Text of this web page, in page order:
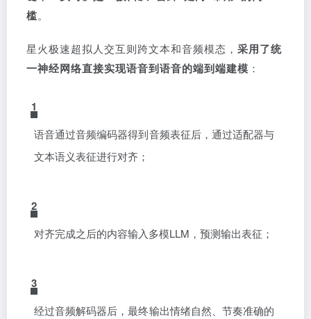
槛。
星火极速超拟人交互则跨文本和音频模态， 采用了统
一神经网络直接实现语音到语音的端到端建模 ：
1
语音通过音频编码器得到音频表征后，通过适配器与
文本语义表征进行对齐；
2
对齐完成之后的内容输入多模LLM，预测输出表征；
3
经过音频解码器后，最终输出情绪自然、节奏准确的